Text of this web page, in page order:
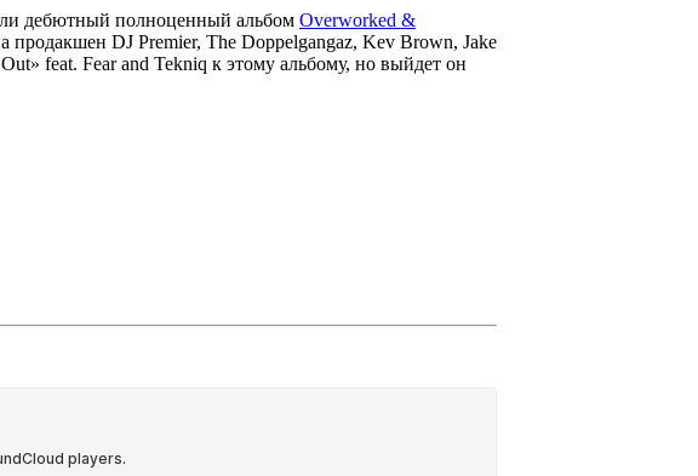
дебютный полноценный альбом Overworked &
продакшен DJ Premier, The Doppelgangaz, Kev Brown, Jake
feat. Fear and Tekniq к этому альбому, но выйдет он